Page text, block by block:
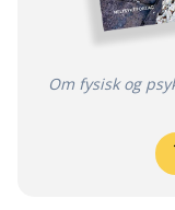
Om fysisk og